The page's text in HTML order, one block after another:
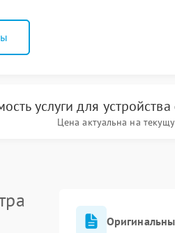
услугидля устройства
Цена актуальна на